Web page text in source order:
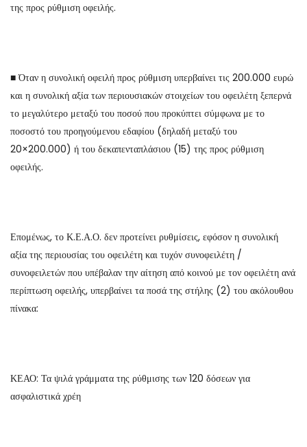
της προς ρύθμιση οφειλής.
■ Όταν η συνολική οφειλή προς ρύθμιση υπερβαίνει τις 200.000 ευρώ
και η συνολική αξία των περιουσιακών στοιχείων του οφειλέτη ξεπερνά
το μεγαλύτερο μεταξύ του ποσού που προκύπτει σύμφωνα με το
ποσοστό του προηγούμενου εδαφίου (δηλαδή μεταξύ του
20×200.000) ή του δεκαπενταπλάσιου (15) της προς ρύθμιση
οφειλής.
Επομένως, το Κ.Ε.Α.Ο. δεν προτείνει ρυθμίσεις, εφόσον η συνολική
αξία της περιουσίας του οφειλέτη και τυχόν συνοφειλέτη /
συνοφειλετών που υπέβαλαν την αίτηση από κοινού με τον οφειλέτη ανά
περίπτωση οφειλής, υπερβαίνει τα ποσά της στήλης (2) του ακόλουθου
πίνακα:
ΚΕΑΟ: Τα ψιλά γράμματα της ρύθμισης των 120 δόσεων για
ασφαλιστικά χρέη